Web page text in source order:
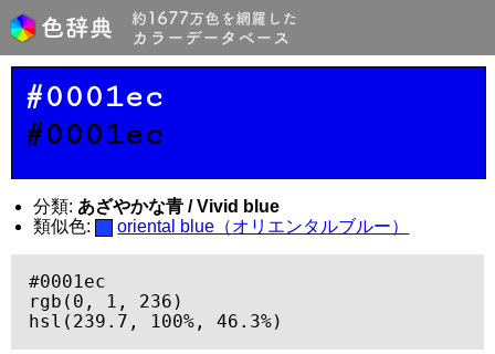
#0001ec
#0001ec
分類: あざやかな青 / Vivid blue
類似色:
oriental blue（オリエンタルブルー）
#0001ec
rgb(0, 1, 236)
hsl(239.7, 100%, 46.3%)